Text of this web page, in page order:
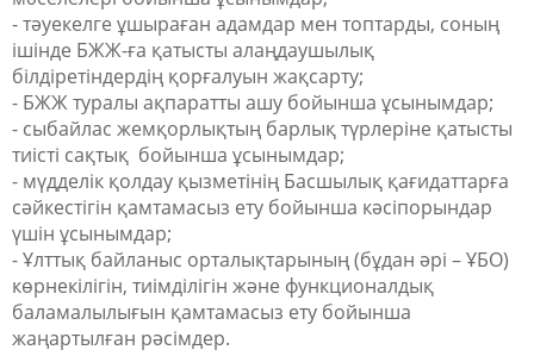
- тәуекелге ұшыраған адамдар мен топтарды, соның
ішінде БЖЖ-ға қатысты алаңдаушылық
білдіретіндердің қорғалуын жақсарту;
- БЖЖ туралы ақпаратты ашу бойынша ұсынымдар;
- сыбайлас жемқорлықтың барлық түрлеріне қатысты
тиісті сақтық бойынша ұсынымдар;
- мүдделік қолдау қызметінің Басшылық қағидаттарға
сәйкестігін қамтамасыз ету бойынша кәсіпорындар
үшін ұсынымдар;
- Ұлттық байланыс орталықтарының (бұдан әрі – ҰБО)
көрнекілігін, тиімділігін және функционалдық
баламалылығын қамтамасыз ету бойынша
жаңартылған рәсімдер.